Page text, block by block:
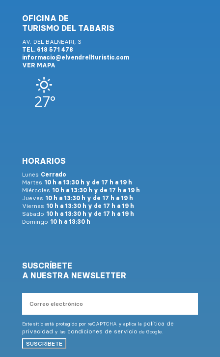
OFICINA DE
TURISMO DEL TABARIS
AV. DEL BALNEARI, 3
TEL. 618 571 478
informacio@elvendrellturistic.com
VER MAPA
27°
HORARIOS
Lunes Cerrado
Martes 10 h a 13:30 h y de 17 h a 19 h
Miércoles 10 h a 13:30 h y de 17 h a 19 h
Jueves 10 h a 13:30 h y de 17 h a 19 h
Viernes 10 h a 13:30 h y de 17 h a 19 h
Sábado 10 h a 13:30 h y de 17 h a 19 h
Domingo 10 h a 13:30 h
SUSCRÍBETE
A NUESTRA NEWSLETTER
electrónico
Este sitio está protegido por reCAPTCHA y aplica la política de
privacidad y las condiciones de servicio de Google.
SUSCRÍBETE